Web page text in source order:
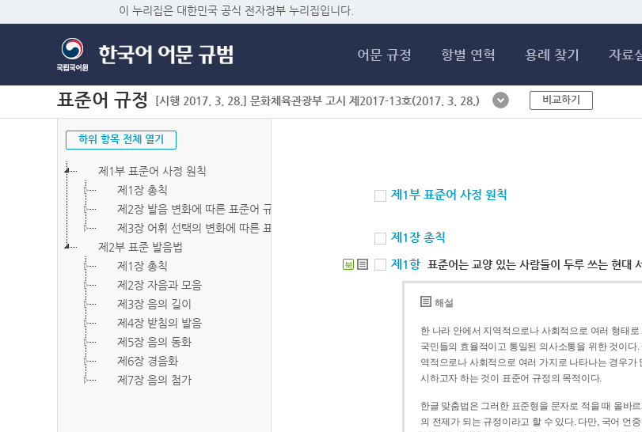
이 누리집은 대한민국 공식 전자정부 누리집입니다.
어문 규정 항별 연혁 용례 찾기 자료
표준어 규정 [시행 2017. 3. 28.] 문화체육관광부 고시 제2017-13호(2017. 3. 28.) 비교하기
하위 항목 전체 열기
제1부 표준어 사정 원칙
제1장 총칙
제2장 발음 변화에 따른 표준어 규정
제3장 어휘 선택의 변화에 따른 표준어 규정
제2부 표준 발음법
제1장 총칙
제2장 자음과 모음
제3장 음의 길이
제4장 받침의 발음
제5장 음의 동화
제6장 경음화
제7장 음의 첨가
제1부 표준어 사정 원칙
제1장 총칙
북 제1항 표준어는 교양 있는 사람들이 두루 쓰는 현대
해설
한 나라 안에서 지역적으로나 사회적으로 여러 형태
국민들의 효율적이고 통일된 의사소통을 위한 것이다
역적으로나 사회적으로 여러 가지로 나타나는 경우가
시하고자 하는 것이 표준어 규정의 목적이다.
한글 맞춤법은 그러한 표준형을 문자로 적을 때 올바
의 전제가 되는 규정이라고 할 수 있다. 다만, 국어 언